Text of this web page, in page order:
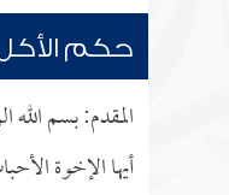
حكم
المقدم: بسم
أيها الإخوة